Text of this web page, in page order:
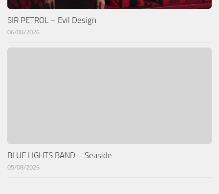
SIR PETROL – Evil Design
06/08/2026
BLUE LIGHTS BAND – Seaside
05/08/2026